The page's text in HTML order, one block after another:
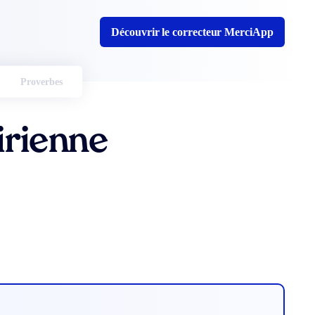
Découvrir le correcteur MerciApp
Proverbes